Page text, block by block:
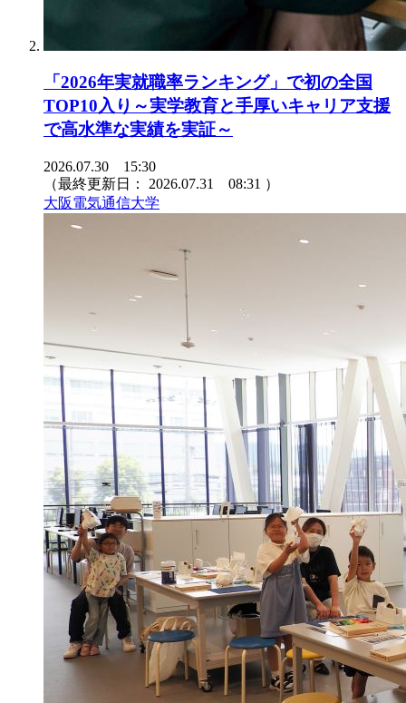
「2026年実就職率ランキング」で初の全国
TOP10入り～実学教育と手厚いキャリア支援
で高水準な実績を実証～
2026.07.30 15:30
（最終更新日： 2026.07.31 08:31 ）
大阪電気通信大学